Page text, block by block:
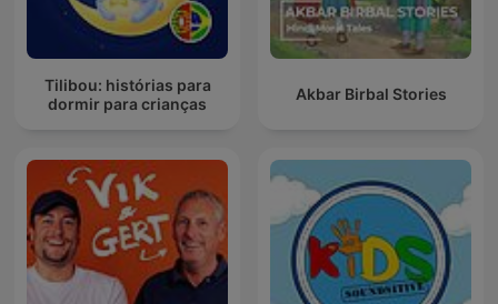
Tilibou: histórias para
dormir para crianças
Akbar Birbal Stories